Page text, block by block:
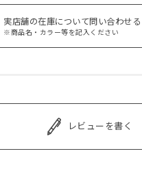
実店舗の在庫について問い合わせる
※商品名・カラー等を記入ください
レビューを書く